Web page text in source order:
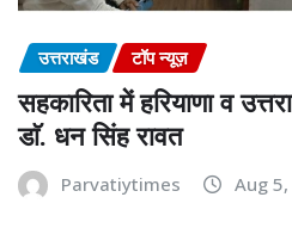
उत्तराखंड टॉप न्यूज़
सहकारिता में हरियाणा व
डाॅ. धन सिंह रावत
Parvatiytimes Aug